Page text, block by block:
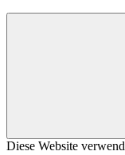
Diese Website